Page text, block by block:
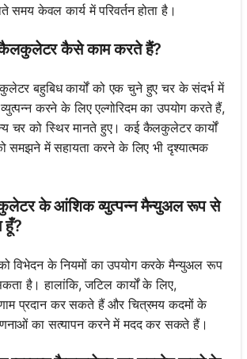
समय केवल कार्य में परिवर्तन होता है।
कैलकुलेटर कैसे काम करते हैं?
बहुबिध कार्यों को एक चुने हुए चर के संदर्भ में
करने के लिए एल्गोरिदम का उपयोग करते हैं,
चर को स्थिर मानते हुए। कई कैलकुलेटर कार्यों
समझने में सहायता करने के लिए भी दृश्यात्मक
के आंशिक व्युत्पन्न मैन्युअल रूप से
हूँ?
विभेदन के नियमों का उपयोग करके मैन्युअल रूप
है। हालांकि, जटिल कार्यों के लिए,
प्रदान कर सकते हैं और चित्रमय कदमों के
का सत्यापन करने में मदद कर सकते हैं।